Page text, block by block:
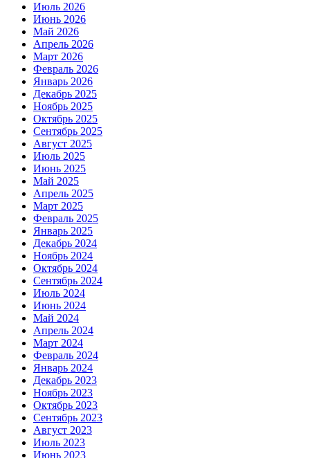
Июль 2026
Июнь 2026
Май 2026
Апрель 2026
Март 2026
Февраль 2026
Январь 2026
Декабрь 2025
Ноябрь 2025
Октябрь 2025
Сентябрь 2025
Август 2025
Июль 2025
Июнь 2025
Май 2025
Апрель 2025
Март 2025
Февраль 2025
Январь 2025
Декабрь 2024
Ноябрь 2024
Октябрь 2024
Сентябрь 2024
Июль 2024
Июнь 2024
Май 2024
Апрель 2024
Март 2024
Февраль 2024
Январь 2024
Декабрь 2023
Ноябрь 2023
Октябрь 2023
Сентябрь 2023
Август 2023
Июль 2023
Июнь 2023